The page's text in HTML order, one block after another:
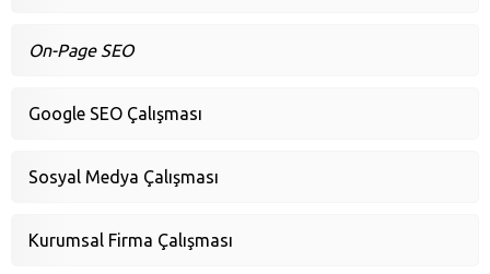
On-Page SEO
Google SEO Çalışması
Sosyal Medya Çalışması
Kurumsal Firma Çalışması